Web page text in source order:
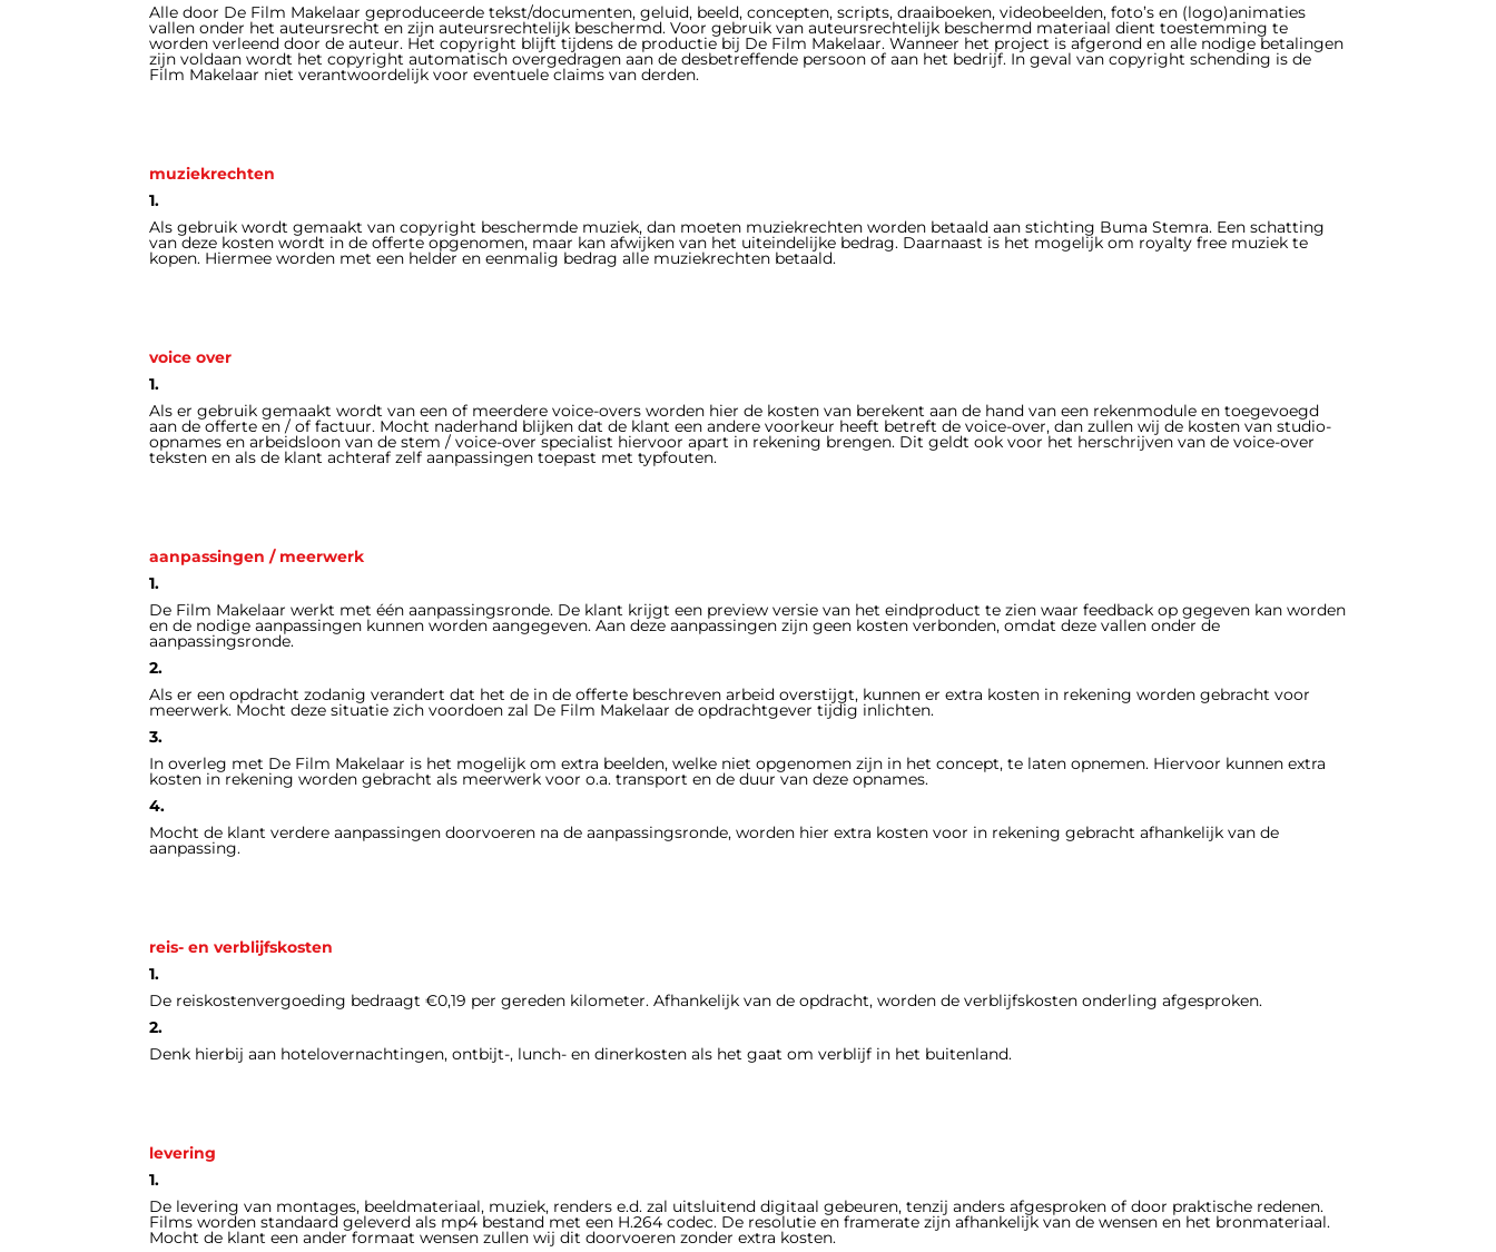
Alle door De Film Makelaar geproduceerde tekst/documenten, geluid, beeld, concepten, scripts, draaiboeken, videobeelden, foto’s en (logo)animaties
vallen onder het auteursrecht en zijn auteursrechtelijk beschermd. Voor gebruik van auteursrechtelijk beschermd materiaal dient toestemming te
worden verleend door de auteur. Het copyright blijft tijdens de productie bij De Film Makelaar. Wanneer het project is afgerond en alle nodige betalingen
zijn voldaan wordt het copyright automatisch overgedragen aan de desbetreffende persoon of aan het bedrijf. In geval van copyright schending is de
Film Makelaar niet verantwoordelijk voor eventuele claims van derden.
muziekrechten
1.
Als gebruik wordt gemaakt van copyright beschermde muziek, dan moeten muziekrechten worden betaald aan stichting Buma Stemra. Een schatting
van deze kosten wordt in de offerte opgenomen, maar kan afwijken van het uiteindelijke bedrag. Daarnaast is het mogelijk om royalty free muziek te
kopen. Hiermee worden met een helder en eenmalig bedrag alle muziekrechten betaald.
voice over
1.
Als er gebruik gemaakt wordt van een of meerdere voice-overs worden hier de kosten van berekent aan de hand van een rekenmodule en toegevoegd
aan de offerte en / of factuur. Mocht naderhand blijken dat de klant een andere voorkeur heeft betreft de voice-over, dan zullen wij de kosten van studio-
opnames en arbeidsloon van de stem / voice-over specialist hiervoor apart in rekening brengen. Dit geldt ook voor het herschrijven van de voice-over
teksten en als de klant achteraf zelf aanpassingen toepast met typfouten.
aanpassingen / meerwerk
1.
De Film Makelaar werkt met één aanpassingsronde. De klant krijgt een preview versie van het eindproduct te zien waar feedback op gegeven kan worden
en de nodige aanpassingen kunnen worden aangegeven. Aan deze aanpassingen zijn geen kosten verbonden, omdat deze vallen onder de
aanpassingsronde.
2.
Als er een opdracht zodanig verandert dat het de in de offerte beschreven arbeid overstijgt, kunnen er extra kosten in rekening worden gebracht voor
meerwerk. Mocht deze situatie zich voordoen zal De Film Makelaar de opdrachtgever tijdig inlichten.
3.
In overleg met De Film Makelaar is het mogelijk om extra beelden, welke niet opgenomen zijn in het concept, te laten opnemen. Hiervoor kunnen extra
kosten in rekening worden gebracht als meerwerk voor o.a. transport en de duur van deze opnames.
4.
Mocht de klant verdere aanpassingen doorvoeren na de aanpassingsronde, worden hier extra kosten voor in rekening gebracht afhankelijk van de
aanpassing.
reis- en verblijfskosten
1.
De reiskostenvergoeding bedraagt €0,19 per gereden kilometer. Afhankelijk van de opdracht, worden de verblijfskosten onderling afgesproken.
2.
Denk hierbij aan hotelovernachtingen, ontbijt-, lunch- en dinerkosten als het gaat om verblijf in het buitenland.
levering
1.
De levering van montages, beeldmateriaal, muziek, renders e.d. zal uitsluitend digitaal gebeuren, tenzij anders afgesproken of door praktische redenen.
Films worden standaard geleverd als mp4 bestand met een H.264 codec. De resolutie en framerate zijn afhankelijk van de wensen en het bronmateriaal.
Mocht de klant een ander formaat wensen zullen wij dit doorvoeren zonder extra kosten.